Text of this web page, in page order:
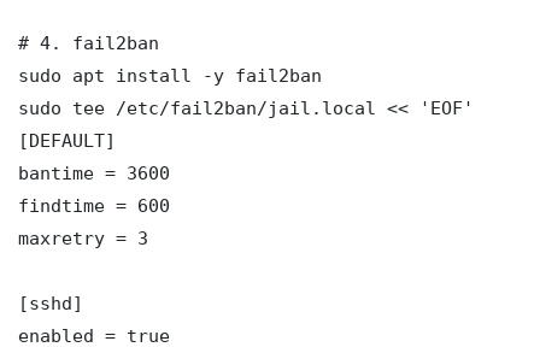
# 4. fail2ban
sudo apt install -y fail2ban
sudo tee /etc/fail2ban/jail.local << 'EOF'
[DEFAULT]
bantime = 3600
findtime = 600
maxretry = 3
[sshd]
enabled = true